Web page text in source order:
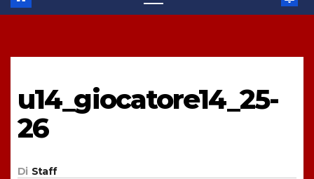
u14_giocatore14_25-
26
Di Staff